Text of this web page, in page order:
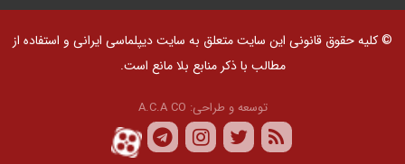
© کلیه حقوق قانونی این سایت متعلق به سایت دیپلماسی ایرانی و استفاده از
مطالب با ذکر منابع بلا مانع است.
توسعه و طراحی: A.C.A CO